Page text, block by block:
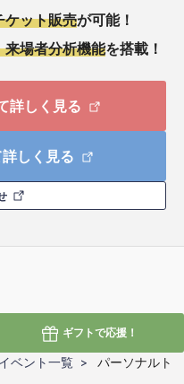
ケット販売が可能！
来場者分析機能を搭載！
詳しく見る
しく見る
ギフトで応援！
イベント一覧
パーソナルト